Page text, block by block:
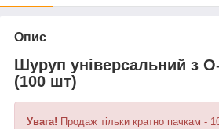
Опис
Шуруп універсальний з
(100 шт)
Увага! Продаж тільки кратно пачкам -